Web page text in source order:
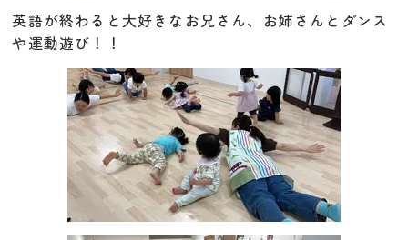
英語が終わると大好きなお兄さん、お姉さんとダンス
や運動遊び！！